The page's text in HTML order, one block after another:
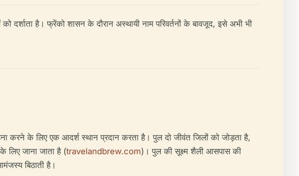
दर्शाता है। फ्रेंको शासन के दौरान अस्थायी नाम परिवर्तनों के बावजूद, इसे अभी भी
करने के लिए एक आदर्श स्थान प्रदान करता है। पुल दो जीवंत जिलों को जोड़ता है,
लिए जाना जाता है (travelandbrew.com)। पुल की सूक्ष्म शैली आसपास की
बिठाती है।